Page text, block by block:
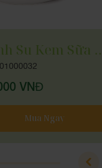
Bánh Su
VNĐ
Mua Ngay